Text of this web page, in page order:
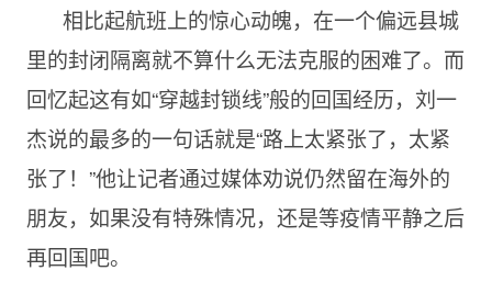
相比起航班上的惊心动魄，在一个偏远县城
里的封闭隔离就不算什么无法克服的困难了。而
回忆起这有如“穿越封锁线”般的回国经历，刘一
杰说的最多的一句话就是“路上太紧张了，太紧
张了！”他让记者通过媒体劝说仍然留在海外的
朋友，如果没有特殊情况，还是等疫情平静之后
再回国吧。